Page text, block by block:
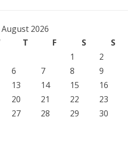
August 2026
T F S
S
1
2
6 7 8
9
13 14 15
16
20 21 22
23
27 28 29
30